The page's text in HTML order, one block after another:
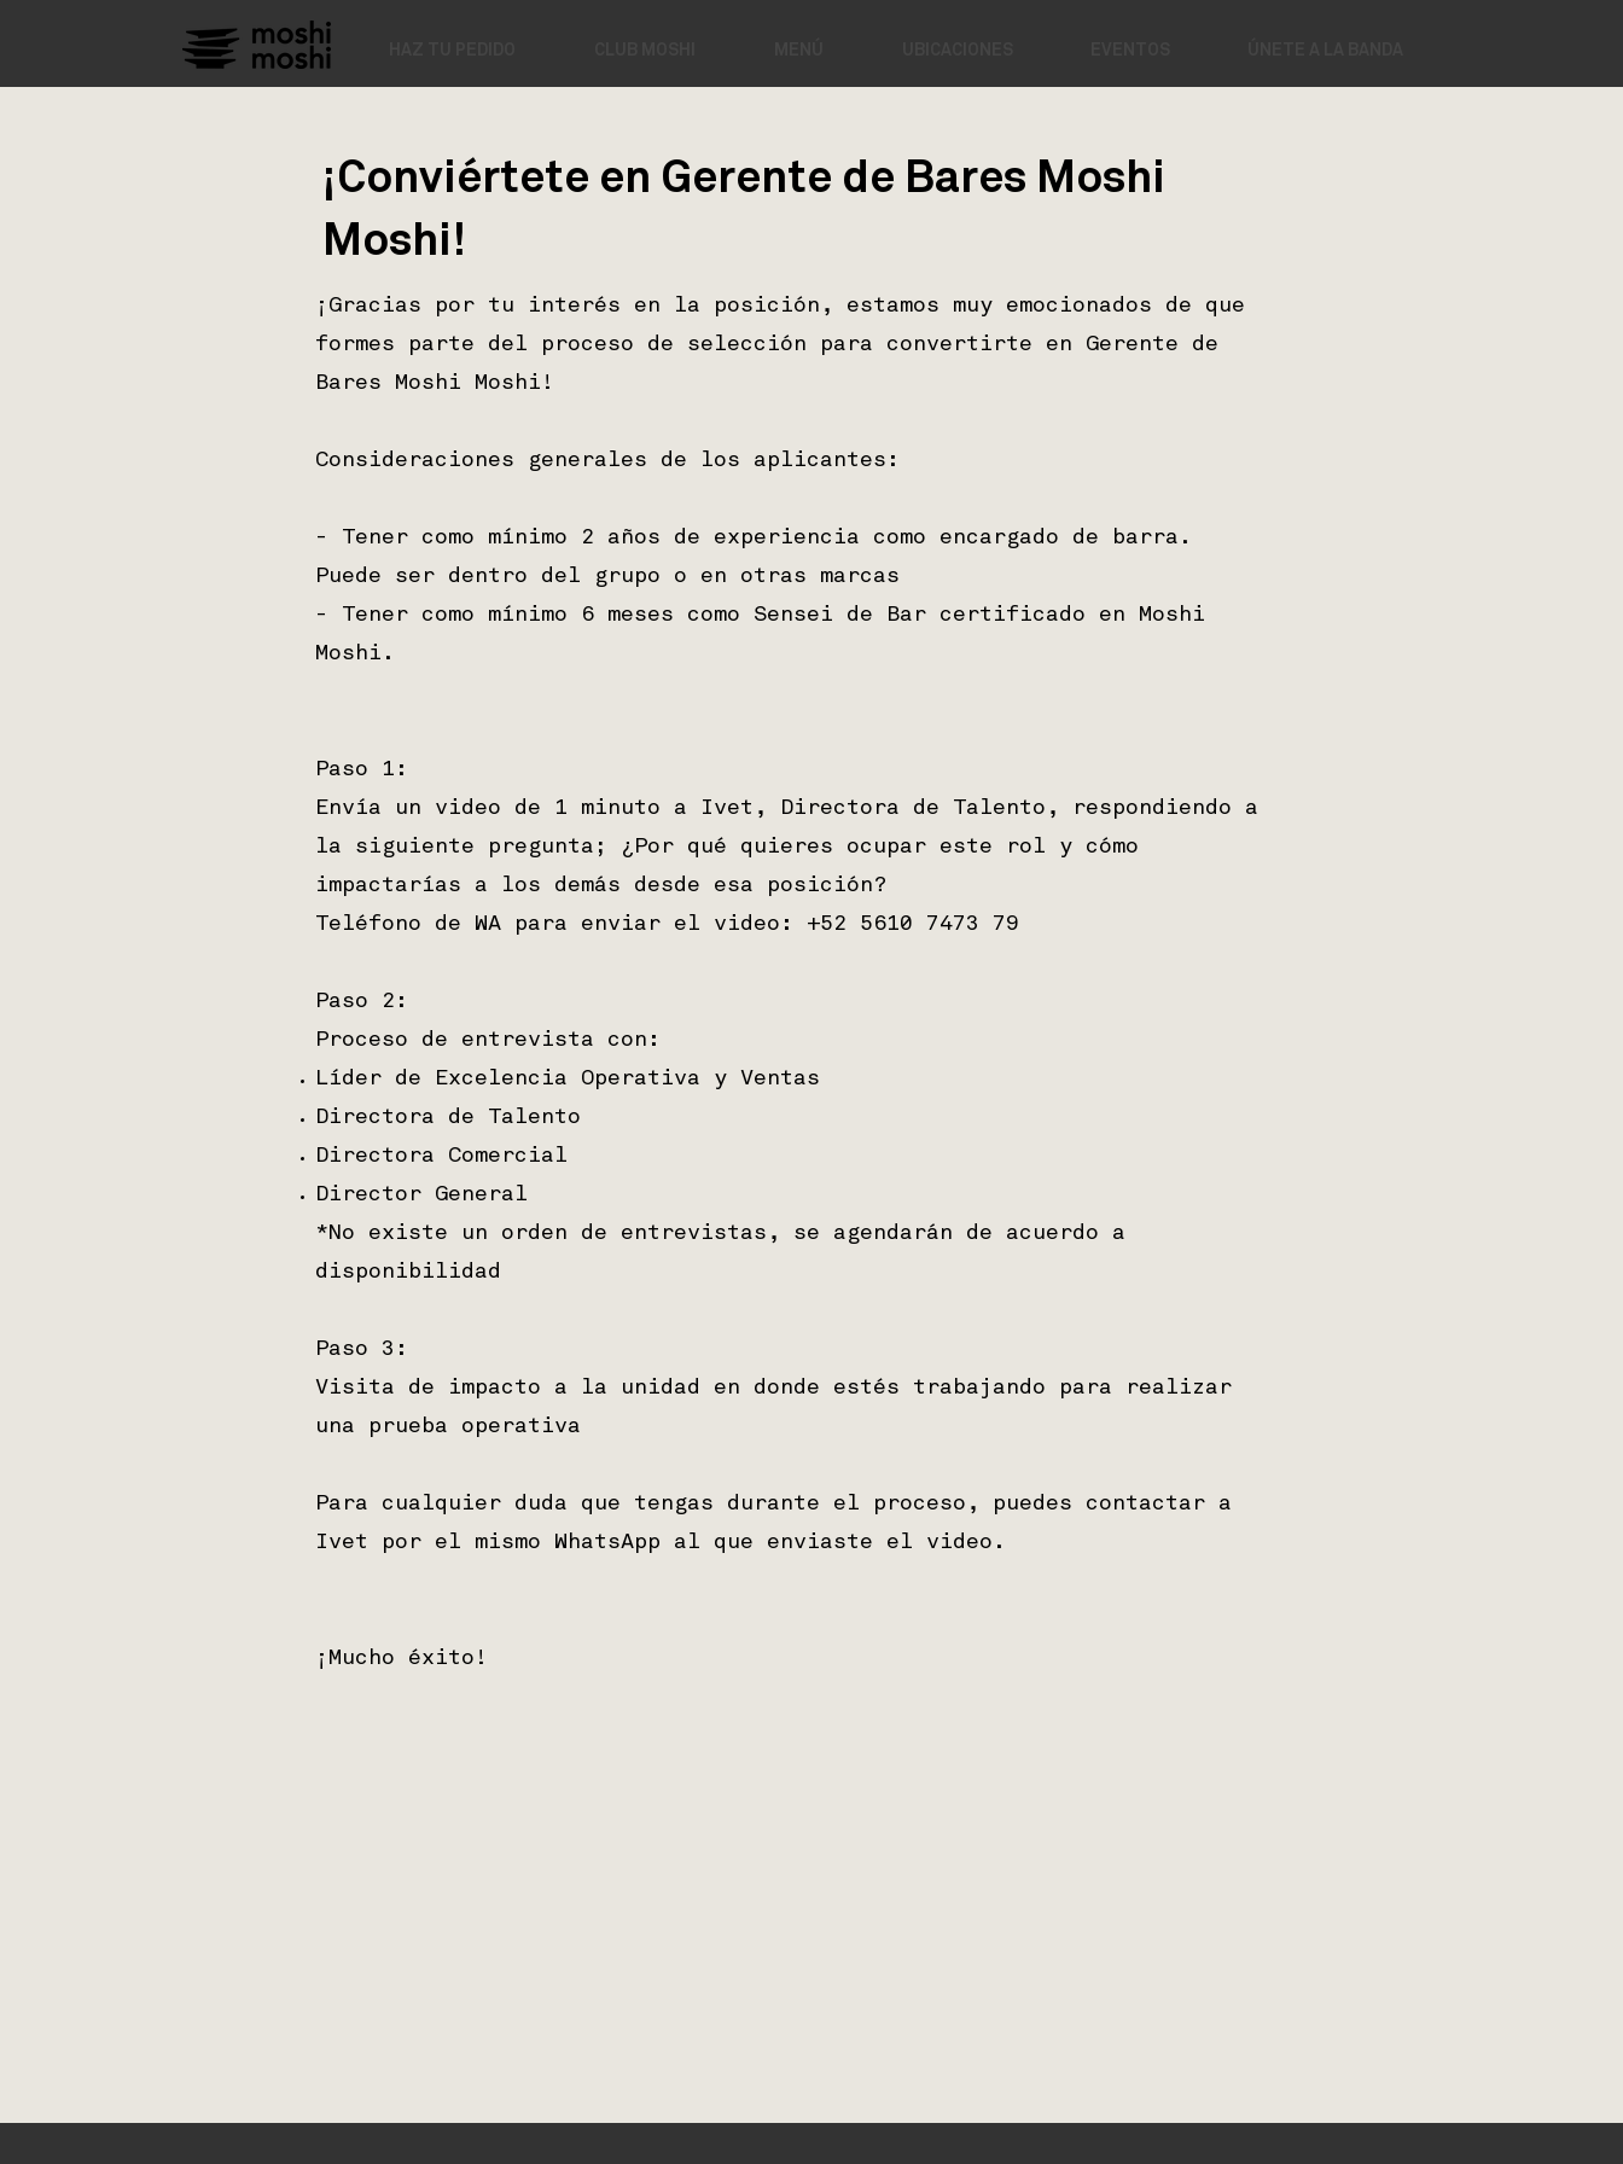
¡Conviértete en Gerente de Bares Moshi
Moshi!
¡Gracias por tu interés en la posición, estamos muy emocionados de que
formes parte del proceso de selección para convertirte en Gerente de
Bares Moshi Moshi!
Consideraciones generales de los aplicantes:
- Tener como mínimo 2 años de experiencia como encargado de barra.
Puede ser dentro del grupo o en otras marcas
- Tener como mínimo 6 meses como Sensei de Bar certificado en Moshi
Moshi.
Paso 1:
Envía un video de 1 minuto a Ivet, Directora de Talento, respondiendo a
la siguiente pregunta; ¿Por qué quieres ocupar este rol y cómo
impactarías a los demás desde esa posición?
Teléfono de WA para enviar el video: +52 5610 7473 79
Paso 2:
Proceso de entrevista con:
Líder de Excelencia Operativa y Ventas
Directora de Talento
Directora Comercial
Director General
*No existe un orden de entrevistas, se agendarán de acuerdo a
disponibilidad
Paso 3:
Visita de impacto a la unidad en donde estés trabajando para realizar
una prueba operativa
Para cualquier duda que tengas durante el proceso, puedes contactar a
Ivet por el mismo WhatsApp al que enviaste el video.
¡Mucho éxito!